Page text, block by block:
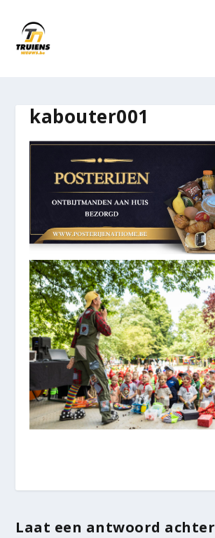
kabouter001
Laat een antwoord achter